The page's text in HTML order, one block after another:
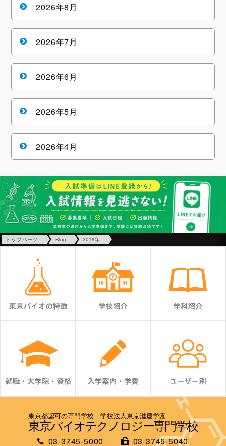
2026年8月
2026年7月
2026年6月
2026年5月
2026年4月
トップページ Blog 2019年
東京都認可の専門学校 学校法人東京滋慶学園
東京バイオテクノロジー専門学校
03-3745-5000 03-3745-5040